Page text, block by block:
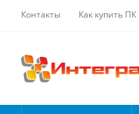
Контакты Как купить ПК